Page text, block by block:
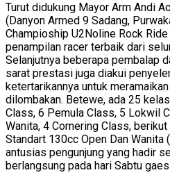
Turut didukung Mayor Arm Andi
(Danyon Armed 9 Sadang,
Champioship U2Noline Rock
penampilan racer terbaik dari
Selanjutnya beberapa pembalap
sarat prestasi juga diakui
ketertarikannya untuk
dilombakan. Betewe, ada 25
Class, 6 Pemula Class, 5 Lokwil
Wanita, 4 Cornering Class,
Standart 130cc Open Dan Wanita
antusias pengunjung yang hadir
berlangsung pada hari Sabtu